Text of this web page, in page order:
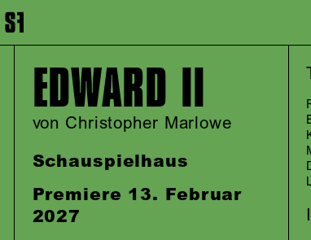
Zum Footer springen
EDWARD II
von Christopher Marlowe
Schauspielhaus
Premiere 13. Februar
2027